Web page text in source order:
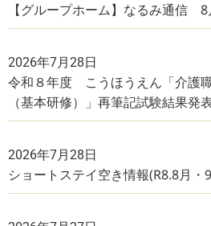
【グループホーム】なるみ通信
2026年7月28日
令和８年度 こうほうえん「介護
（基本研修）」再筆記試験結果発
2026年7月28日
ショートステイ空き情報(R8.8月・